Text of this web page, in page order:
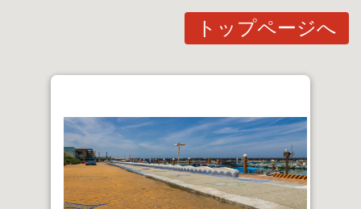
トップページへ